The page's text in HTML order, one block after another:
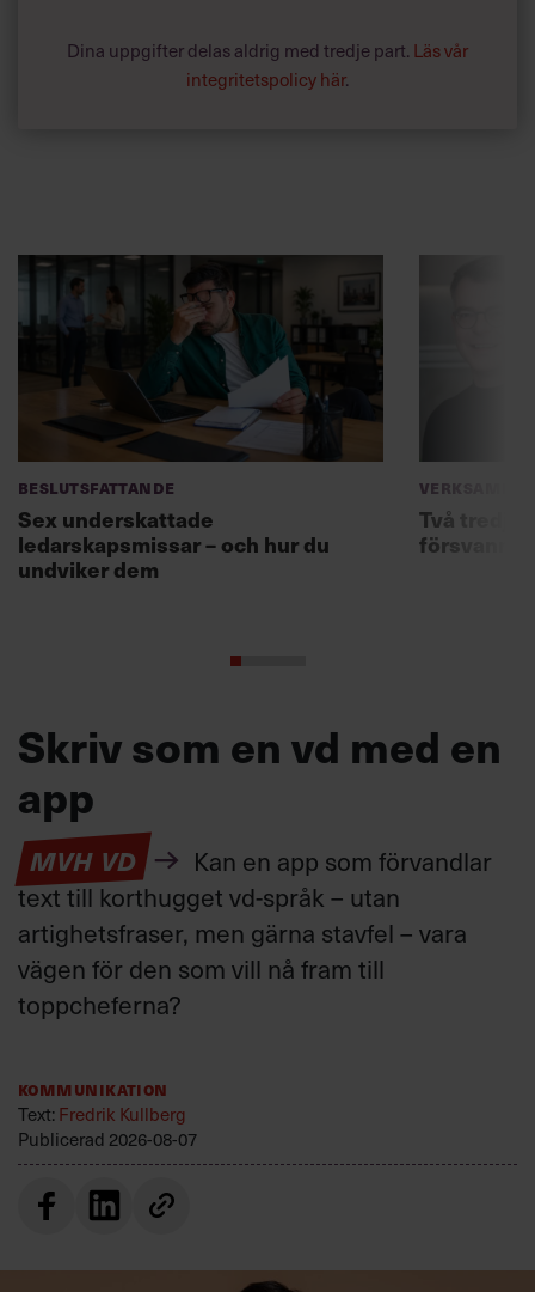
Dina uppgifter delas aldrig med tredje part. Läs vår
integritetspolicy här.
Beslutsfattande
Sex underskattade
ledarskapsmissar – och hur du
undviker dem
Två
försvann
Skriv som en vd med en
app
MVH VD
Kan en app som förvandlar
text till korthugget vd-språk – utan
artighetsfraser, men gärna stavfel – vara
vägen för den som vill nå fram till
toppcheferna?
Kommunikation
Text:Fredrik Kullberg
Publicerad 2026-08-07